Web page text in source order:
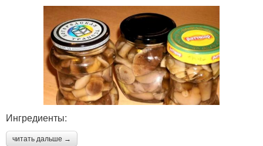
Ингредиенты:
читать дальше →